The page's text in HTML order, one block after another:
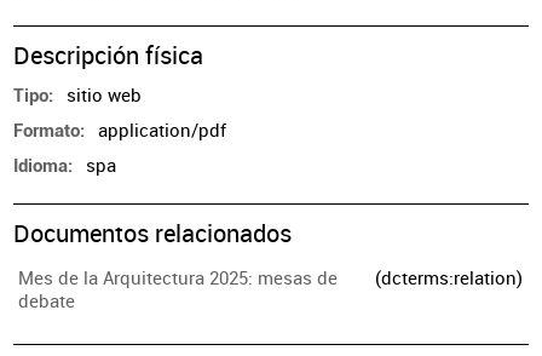
Descripción física
Tipo sitio web
Formato application/pdf
Idioma spa
Documentos relacionados
Mes de la Arquitectura 2025: mesas de
debate
(dcterms:relation)